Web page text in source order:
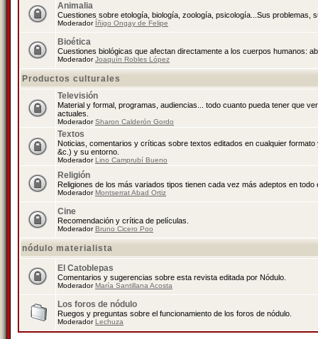
Animalia
Cuestiones sobre etología, biología, zoología, psicología...Sus problemas,
Moderador Íñigo Ongay de Felipe
Bioética
Cuestiones biológicas que afectan directamente a los cuerpos humanos:
ModeradorJoaquín Robles López
Productos culturales
Televisión
Material y formal, programas, audiencias... todo cuanto pueda tener que
actuales.
ModeradorSharon Calderón Gordo
Textos
Noticias, comentarios y críticas sobre textos editados en cualquier
&c.) y su entorno.
ModeradorLino Camprubí Bueno
Religión
Religiones de los más variados tipos tienen cada vez más adeptos en todo
ModeradorMontserrat Abad Ortiz
Cine
Recomendación y crítica de películas.
ModeradorBruno Cicero Poo
nódulo materialista
El Catoblepas
Comentarios y sugerencias sobre esta revista editada por Nódulo.
ModeradorMaría Santillana Acosta
Los foros de nódulo
Ruegos y preguntas sobre el funcionamiento de los foros de nódulo.
ModeradorLechuza